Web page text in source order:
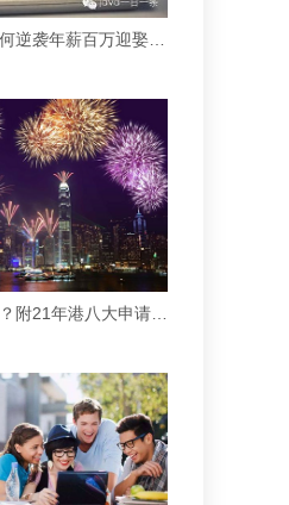
单身码农屌丝如何逆袭年薪百万迎娶白富美